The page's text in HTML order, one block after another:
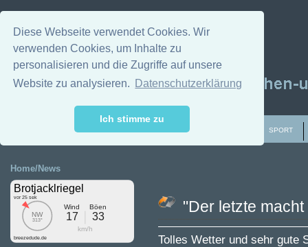
Diese Webseite verwendet Cookies. Wir
verwenden Cookies, um Inhalte zu
personalisieren und die Zugriffe auf unsere
Website zu analysieren.
Datenschutzerklärung
Ich stimme zu
SPORT
Home/News
"Der letzte
Tolles Wetter und sehr gute